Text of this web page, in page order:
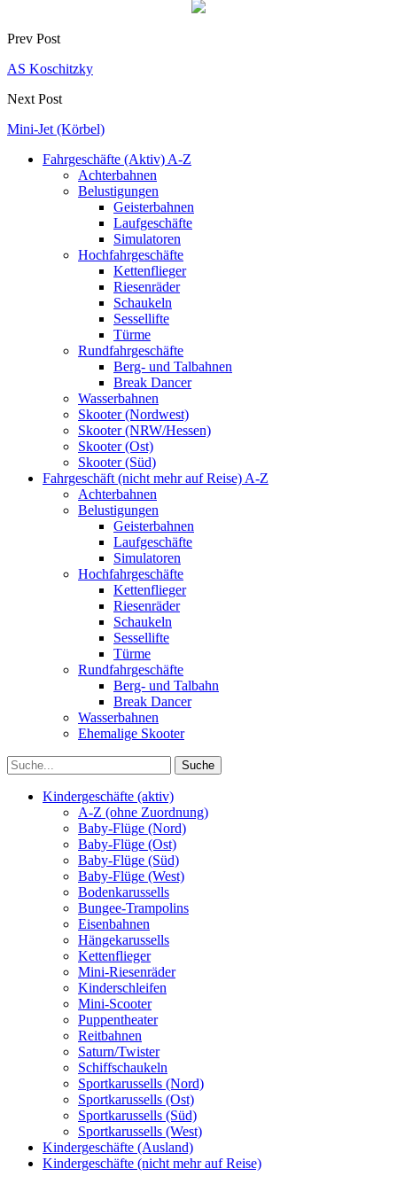
Prev Post
AS Koschitzky
Next Post
Mini-Jet (Körbel)
Fahrgeschäfte (Aktiv) A-Z
Achterbahnen
Belustigungen
Geisterbahnen
Laufgeschäfte
Simulatoren
Hochfahrgeschäfte
Kettenflieger
Riesenräder
Schaukeln
Sessellifte
Türme
Rundfahrgeschäfte
Berg- und Talbahnen
Break Dancer
Wasserbahnen
Skooter (Nordwest)
Skooter (NRW/Hessen)
Skooter (Ost)
Skooter (Süd)
Fahrgeschäft (nicht mehr auf Reise) A-Z
Achterbahnen
Belustigungen
Geisterbahnen
Laufgeschäfte
Simulatoren
Hochfahrgeschäfte
Kettenflieger
Riesenräder
Schaukeln
Sessellifte
Türme
Rundfahrgeschäfte
Berg- und Talbahn
Break Dancer
Wasserbahnen
Ehemalige Skooter
Kindergeschäfte (aktiv)
A-Z (ohne Zuordnung)
Baby-Flüge (Nord)
Baby-Flüge (Ost)
Baby-Flüge (Süd)
Baby-Flüge (West)
Bodenkarussells
Bungee-Trampolins
Eisenbahnen
Hängekarussells
Kettenflieger
Mini-Riesenräder
Kinderschleifen
Mini-Scooter
Puppentheater
Reitbahnen
Saturn/Twister
Schiffschaukeln
Sportkarussells (Nord)
Sportkarussells (Ost)
Sportkarussells (Süd)
Sportkarussells (West)
Kindergeschäfte (Ausland)
Kindergeschäfte (nicht mehr auf Reise)